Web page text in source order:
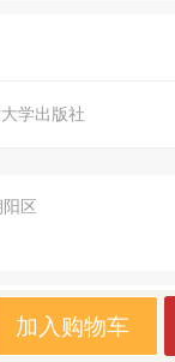
学出版社
区
加入购物车